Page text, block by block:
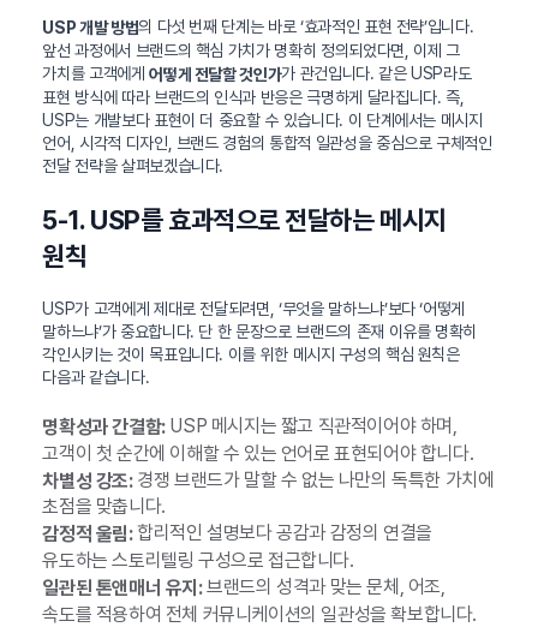
USP 개발 방법의 다섯 번째 단계는 바로 ‘효과적인 표현 전략’입니다.
앞선 과정에서 브랜드의 핵심 가치가 명확히 정의되었다면, 이제 그
가치를 고객에게어떻게 전달할 것인가가 관건입니다. 같은 USP라도
표현 방식에 따라 브랜드의 인식과 반응은 극명하게 달라집니다. 즉,
USP는 개발보다 표현이 더 중요할 수 있습니다. 이 단계에서는 메시지
언어, 시각적 디자인, 브랜드 경험의 통합적 일관성을 중심으로 구체적인
전달 전략을 살펴보겠습니다.
5-1. USP를 효과적으로 전달하는 메시지
원칙
USP가 고객에게 제대로 전달되려면, ‘무엇을 말하느냐’보다 ‘어떻게
말하느냐’가 중요합니다. 단 한 문장으로 브랜드의 존재 이유를 명확히
각인시키는 것이 목표입니다. 이를 위한 메시지 구성의 핵심 원칙은
다음과 같습니다.
명확성과 간결함:USP 메시지는 짧고 직관적이어야 하며,
고객이 첫 순간에 이해할 수 있는 언어로 표현되어야 합니다.
차별성 강조:경쟁 브랜드가 말할 수 없는 나만의 독특한 가치에
초점을 맞춥니다.
감정적 울림:합리적인 설명보다 공감과 감정의 연결을
유도하는 스토리텔링 구성으로 접근합니다.
일관된 톤앤매너 유지:브랜드의 성격과 맞는 문체, 어조,
속도를 적용하여 전체 커뮤니케이션의 일관성을 확보합니다.